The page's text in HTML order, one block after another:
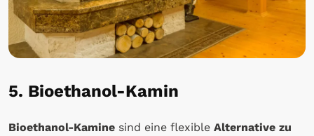
5. Bioethanol-Kamin
Bioethanol-Kamine sind eine flexible Alternative zu